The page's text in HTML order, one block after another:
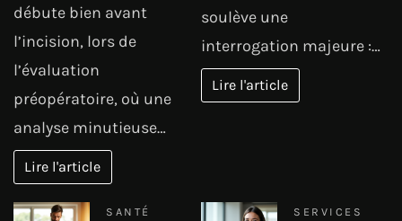
débute bien avant
l’incision, lors de
l’évaluation
préopératoire, où une
analyse minutieuse…
Lire l'article
soulève une
interrogation majeure :…
Lire l'article
SANTÉ
SERVICES